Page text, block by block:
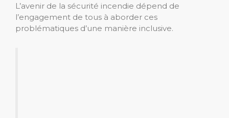
L’avenir de la sécurité incendie dépend de
l’engagement de tous à aborder ces
problématiques d’une manière inclusive.